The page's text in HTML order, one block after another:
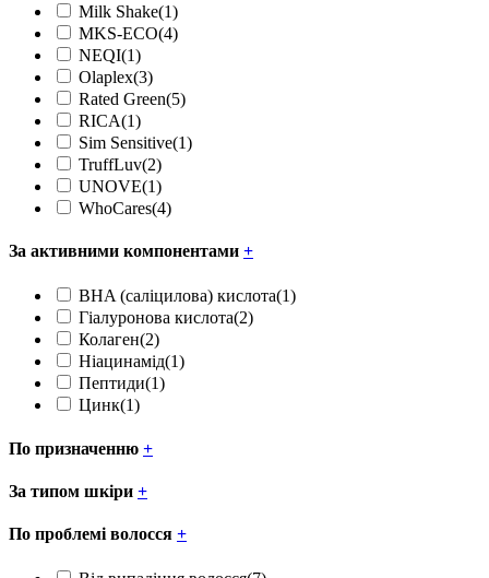
Milk Shake(1)
MKS-ECO(4)
NEQI(1)
Olaplex(3)
Rated Green(5)
RICA(1)
Sim Sensitive(1)
TruffLuv(2)
UNOVE(1)
WhoCares(4)
За активними компонентами +
BHA (саліцилова) кислота(1)
Гіалуронова кислота(2)
Колаген(2)
Ніацинамід(1)
Пептиди(1)
Цинк(1)
По призначенню +
За типом шкіри +
По проблемі волосся +